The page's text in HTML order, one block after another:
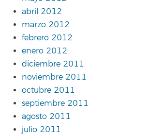
abril 2012
marzo 2012
febrero 2012
enero 2012
diciembre 2011
noviembre 2011
octubre 2011
septiembre 2011
agosto 2011
julio 2011